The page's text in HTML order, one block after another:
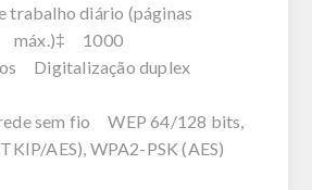
trabalho diário (páginas
máx.)‡ 1000
Digitalização duplex
rede sem fio WEP 64/128 bits,
AES), WPA2-PSK (AES)